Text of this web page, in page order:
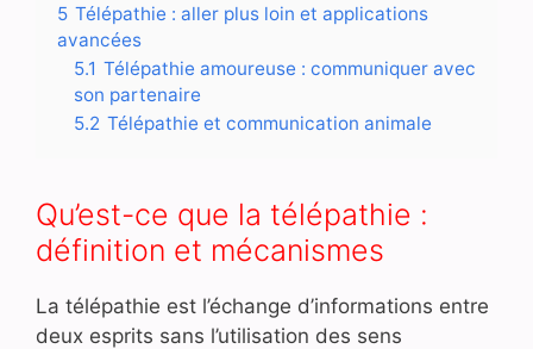
5 Télépathie : aller plus loin et applications
avancées
5.1 Télépathie amoureuse : communiquer avec
son partenaire
5.2 Télépathie et communication animale
Qu’est-ce que la télépathie :
définition et mécanismes
La télépathie est l’échange d’informations entre
deux esprits sans l’utilisation des sens